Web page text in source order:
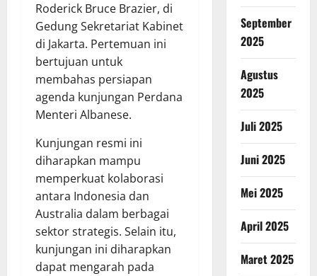
Roderick Bruce Brazier, di
Gedung Sekretariat Kabinet
di Jakarta. Pertemuan ini
bertujuan untuk
membahas persiapan
agenda kunjungan Perdana
Menteri Albanese.
Kunjungan resmi ini
diharapkan mampu
memperkuat kolaborasi
antara Indonesia dan
Australia dalam berbagai
sektor strategis. Selain itu,
kunjungan ini diharapkan
dapat mengarah pada
September
2025
Agustus
2025
Juli 2025
Juni 2025
Mei 2025
April 2025
Maret 2025